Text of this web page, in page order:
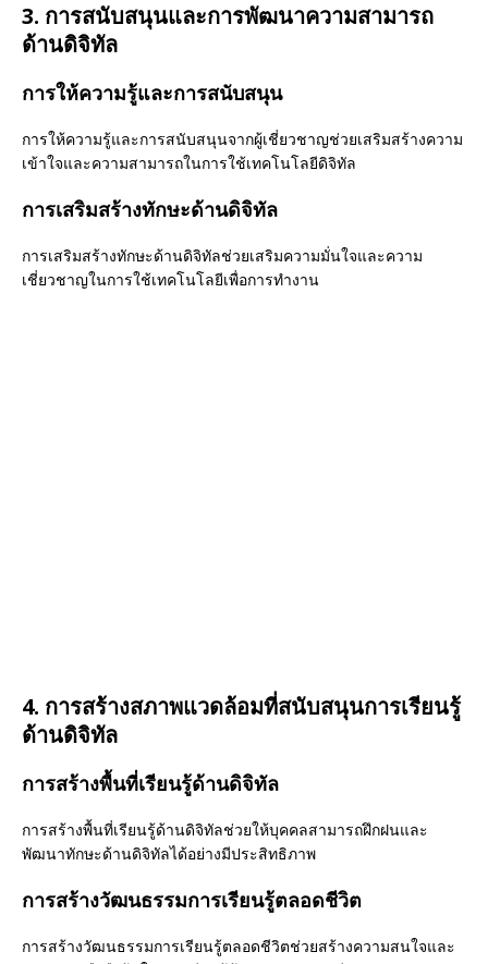
3. การสนับสนุนและการพัฒนาความสามารถ
ด้านดิจิทัล
การให้ความรู้และการสนับสนุน
การให้ความรู้และการสนับสนุนจากผู้เชี่ยวชาญช่วยเสริมสร้างความ
เข้าใจและความสามารถในการใช้เทคโนโลยีดิจิทัล
การเสริมสร้างทักษะด้านดิจิทัล
การเสริมสร้างทักษะด้านดิจิทัลช่วยเสริมความมั่นใจและความ
เชี่ยวชาญในการใช้เทคโนโลยีเพื่อการทำงาน
4. การสร้างสภาพแวดล้อมที่สนับสนุนการเรียนรู้
ด้านดิจิทัล
การสร้างพื้นที่เรียนรู้ด้านดิจิทัล
การสร้างพื้นที่เรียนรู้ด้านดิจิทัลช่วยให้บุคคลสามารถฝึกฝนและ
พัฒนาทักษะด้านดิจิทัลได้อย่างมีประสิทธิภาพ
การสร้างวัฒนธรรมการเรียนรู้ตลอดชีวิต
การสร้างวัฒนธรรมการเรียนรู้ตลอดชีวิตช่วยสร้างความสนใจและ